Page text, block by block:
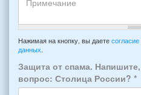
отъезда
из
Феодосии:
*
будет
-
например:
6
человек:
4
взрослых
Примечание
Нажимая на кнопку, вы даете
данных
Защита от спама.
вопрос: Столица России? *